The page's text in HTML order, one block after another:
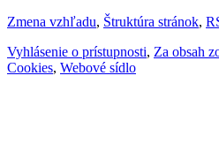
Zmena vzhľadu, Štruktúra stránok,
Vyhlásenie o prístupnosti, Za obsah
Cookies, Webové sídlo